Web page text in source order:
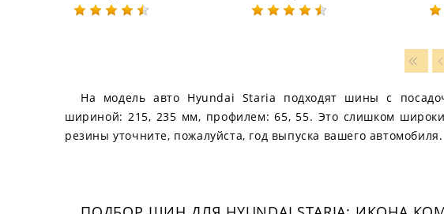
На модель авто Hyundai Staria подходят шины с
шириной: 215, 235 мм, профилем: 65, 55. Это слишком
резины уточните, пожалуйста, год выпуска вашего автомобиля.